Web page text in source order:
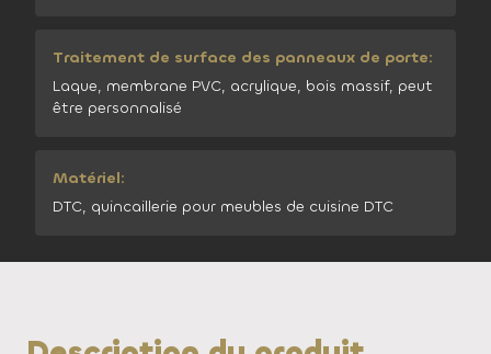
Traitement de surface des panneaux de porte:
Laque, membrane PVC, acrylique, bois massif, peut
être personnalisé
Matériel:
DTC, quincaillerie pour meubles de cuisine DTC